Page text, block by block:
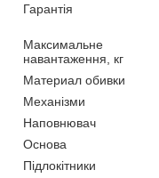
Гарантія
Максимальне
навантаження, кг
Материал обивки
Механізми
Наповнювач
Основа
Підлокітники